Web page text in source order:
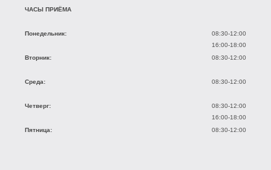
ЧАСЫ ПРИЁМА
Понедельник:
08:30-12:00
16:00-18:00
Вторник:
08:30-12:00
Среда: 08:30-12:00
Четверг:
08:30-12:00
16:00-18:00
Пятница:
08:30-12:00